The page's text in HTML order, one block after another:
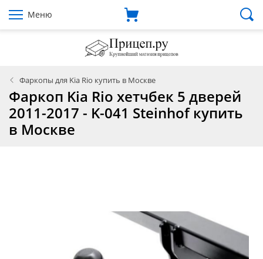
Меню
Фаркопы для Kia Rio купить в Москве
Фаркоп Kia Rio хетчбек 5 дверей
2011-2017 - K-041 Steinhof купить
в Москве